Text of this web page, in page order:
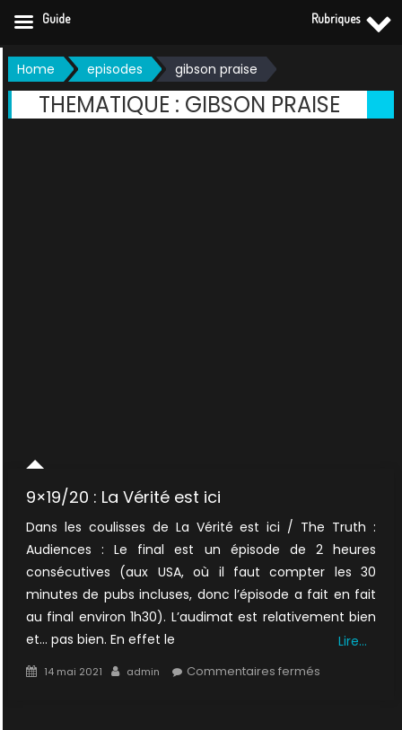
Skip
to
content
Home episodes gibson praise
THEMATIQUE : GIBSON PRAISE
9×19/20 : La Vérité est ici
Dans les coulisses de La Vérité est ici / The Truth :
Audiences : Le final est un épisode de 2 heures
consécutives (aux USA, où il faut compter les 30
minutes de pubs incluses, donc l’épisode a fait en fait
au final environ 1h30). L’audimat est relativement bien
et… pas bien. En effet le
Lire…
Posted
14 mai 2021 Author
admin Commentaires ferméssur
Guide Rubriques